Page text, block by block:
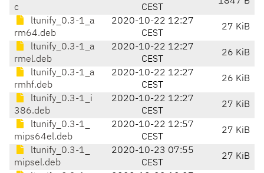
c
CEST
ltunify_0.3-1_a
rm64.deb
2020-10-22 12:27
CEST
27 KiB
ltunify_0.3-1_a
rmel.deb
2020-10-22 12:27
CEST
26 KiB
ltunify_0.3-1_a
rmhf.deb
2020-10-22 12:27
CEST
26 KiB
ltunify_0.3-1_i
386.deb
2020-10-22 12:27
CEST
27 KiB
ltunify_0.3-1_
mips64el.deb
2020-10-22 12:57
CEST
27 KiB
ltunify_0.3-1_
mipsel.deb
2020-10-23 07:55
CEST
27 KiB